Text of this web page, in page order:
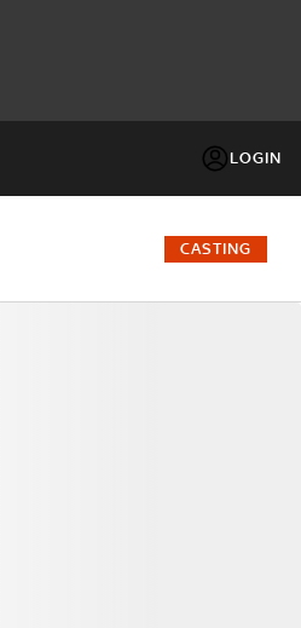
LOGIN
FACTOR
CASTING